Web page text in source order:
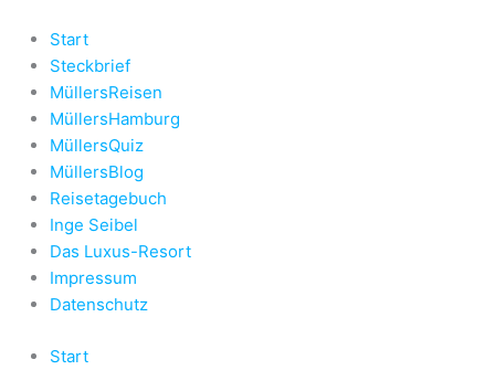
Inhalt
springen
Start
Steckbrief
MüllersReisen
MüllersHamburg
MüllersQuiz
MüllersBlog
Reisetagebuch
Inge Seibel
Das Luxus-Resort
Impressum
Datenschutz
Start